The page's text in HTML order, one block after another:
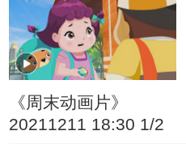
《周末动画片》
20211211 18:30 1/2